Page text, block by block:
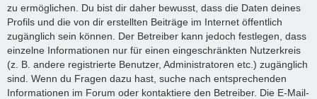
zu ermöglichen. Du bist dir daher bewusst, dass die Daten deines
Profils und die von dir erstellten Beiträge im Internet öffentlich
zugänglich sein können. Der Betreiber kann jedoch festlegen, dass
einzelne Informationen nur für einen eingeschränkten Nutzerkreis
(z. B. andere registrierte Benutzer, Administratoren etc.) zugänglich
sind. Wenn du Fragen dazu hast, suche nach entsprechenden
Informationen im Forum oder kontaktiere den Betreiber. Die E-Mail-